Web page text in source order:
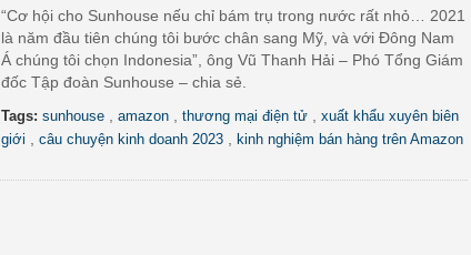
“Cơ hội cho Sunhouse nếu chỉ bám trụ trong nước rất nhỏ… 2021
là năm đầu tiên chúng tôi bước chân sang Mỹ, và với Đông Nam
Á chúng tôi chọn Indonesia”, ông Vũ Thanh Hải – Phó Tổng Giám
đốc Tập đoàn Sunhouse – chia sẻ.
Tags: sunhouse amazon thương mại điện tử
xuất khẩu xuyên biên
giới
câu chuyện kinh doanh 2023 kinh nghiệm bán hàng trên Amazon